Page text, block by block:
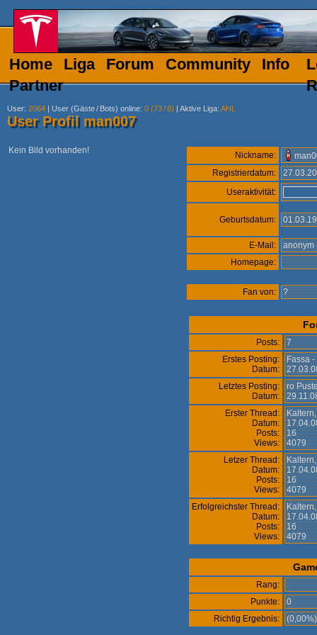
Home Liga Forum Community
Info
Partner
User: 2064 | User (Gäste/ Bots) online: 0 (73/8) | Aktive Liga: AHL
User Profil man007
Kein Bild vorhanden! Nickname:
Registrierdatum:
Useraktivität:
Geburtsdatum:
E-Mail:
Homepage:
Fan von: ?
Posts:
7
Erstes Posting:
Datum:
Fassa
Letztes Posting:
Datum:
ro
Erster Thread:
Datum:
Posts:
Views:
16
4079
Letzer Thread:
Datum:
Posts:
Views:
16
4079
Erfolgreichster Thread:
Datum:
Posts:
Views:
16
4079
Rang:
Punkte:
0
Richtig Ergebnis: